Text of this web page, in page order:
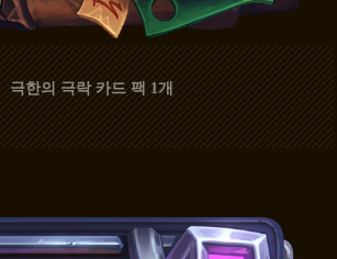
극한의 극락 카드 팩 1개